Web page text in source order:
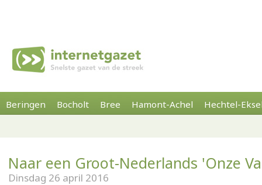
Beringen Bocholt Bree Hamont-Achel Hechtel-
Naar een Groot-Nederlands 'Onze
Dinsdag 26 april 2016